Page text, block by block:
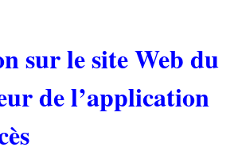
sur le site Web du
de l’application